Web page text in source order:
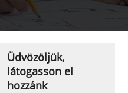
Üdvözöljük,
látogasson el
hozzánk